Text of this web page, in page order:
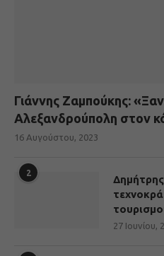
Γιάννης Ζαμπούκης:
Αλεξανδρούπολη στον
16 Αυγούστου, 2023
2
27 Ιουνίου,